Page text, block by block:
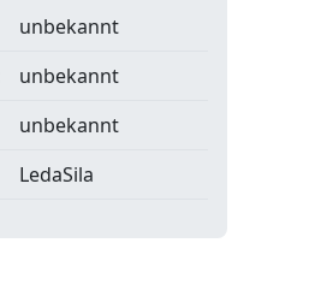
unbekannt
unbekannt
unbekannt
LedaSila